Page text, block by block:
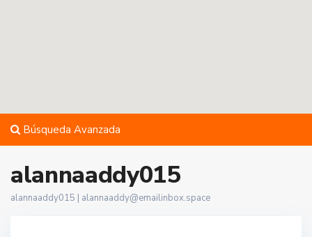
Búsqueda Avanzada
alannaaddy015
alannaaddy015 | alannaaddy@emailinbox.space